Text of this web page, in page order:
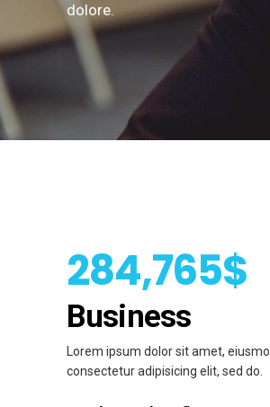
dolore.
284,765$
Business
Lorem ipsum dolor sit amet, eiusmo
consectetur adipisicing elit, sed do.